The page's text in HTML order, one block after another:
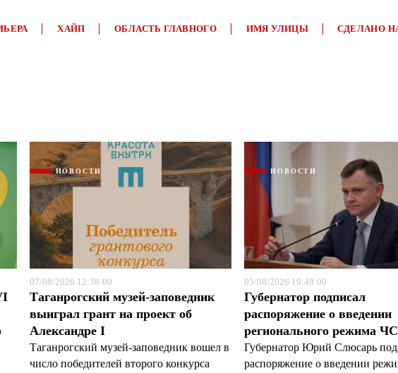
ХАЙП ОБЛАСТЬ ГЛАВНОГО ИМЯ УЛИЦЫ СДЕЛАНО
НОВОСТИ
07/08/2026 12:38:00
Таганрогский музей-заповедник
выиграл грант на проект об
Александре I
Таганрогский музей-заповедник вошел в
число победителей второго конкурса
НОВОСТИ
05/08/2026 19:49:00
Губернатор подписал
распоряжение о введении
регионального режима ЧС
Губернатор Юрий Слюсарь
распоряжение о введении